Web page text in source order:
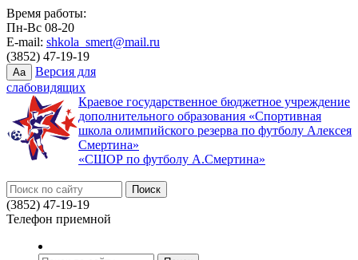
Время работы:
Пн-Вс 08-20
E-mail: shkola_smert@mail.ru
(3852) 47-19-19
Aa
Версия для
слабовидящих
Краевое государственное бюджетное учреждение
дополнительного образования «Спортивная
школа олимпийского резерва по футболу Алексея
Смертина»
«СШОР по футболу А.Смертина»
(3852) 47-19-19
Телефон приемной